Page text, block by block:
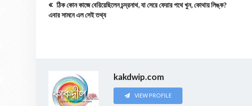
ঠিক কোন কাজে বেরিয়েছিলেন চন্দ্রনাথ, যা সেরে ফেরার পথে খুন, কোথায় লিঙ্ক?
এবার সামনে এল সেই তথ্য
kakdwip.com
VIEW PROFILE